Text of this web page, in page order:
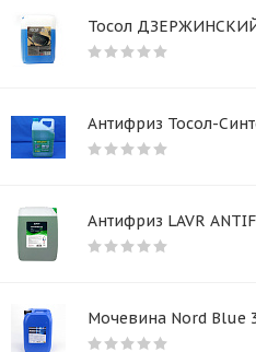
Тосол ДЗЕРЖИНСКИЙ
Антифриз Тосол-
Антифриз LAVR
Мочевина Nord Blue